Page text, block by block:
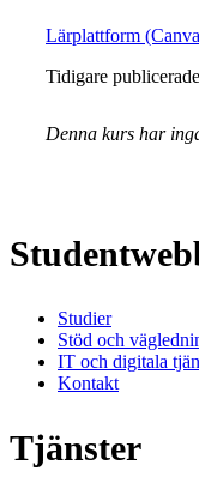
Lärplattform
Tidigare
Denna kurs har
Studier
Stöd och
IT och digitala
Kontakt
Tjänster